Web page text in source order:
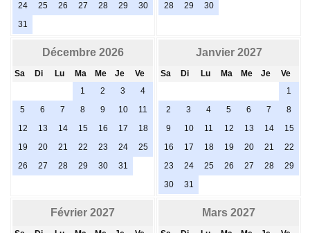
24
25 26 27 28 29
30
31
28
29 30
Décembre 2026
Sa Di Lu Ma Me Je
Ve
1
2 3
4
5
6 7 8 9 10
11
12
13 14 15 16 17
18
19
20 21 22 23 24
25
26
27 28 29 30 31
Janvier 2027
Sa Di Lu Ma Me Je
Ve
1
2
3 4 5 6 7
8
9
10 11 12 13 14
15
16
17 18 19 20 21
22
23
24 25 26 27 28
29
30
31
Février 2027 Mars 2027